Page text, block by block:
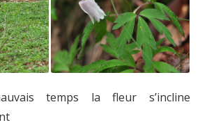
temps la fleur s’incline